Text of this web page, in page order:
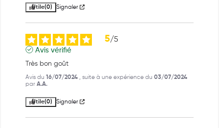
Utile(0) Signaler
5/5
Avis vérifié
Très bon goût
Avis du 16/07/2024 , suite à une expérience du 03/07/2024
par A.A.
Utile(0) Signaler